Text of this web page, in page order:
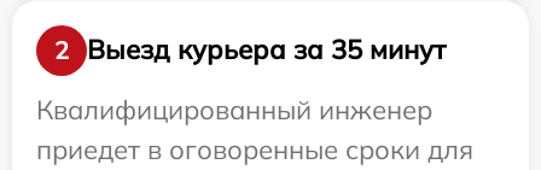
2
Выезд курьера за 35 минут
Квалифицированный инженер
приедет в оговоренные сроки для